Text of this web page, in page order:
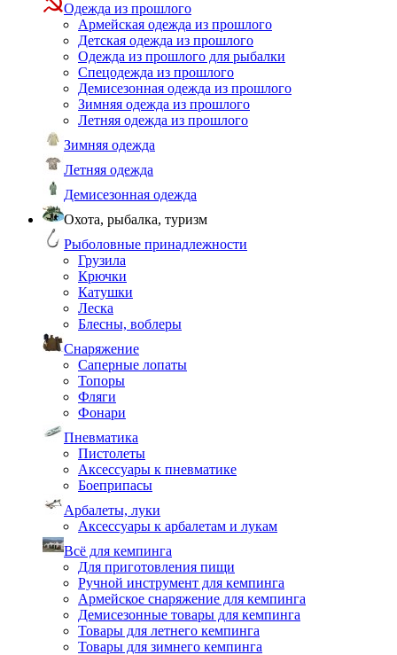
Одежда из прошлого
Армейская одежда из прошлого
Детская одежда из прошлого
Одежда из прошлого для рыбалки
Спецодежда из прошлого
Демисезонная одежда из прошлого
Зимняя одежда из прошлого
Летняя одежда из прошлого
Зимняя одежда
Летняя одежда
Демисезонная одежда
Охота, рыбалка, туризм
Рыболовные принадлежности
Грузила
Крючки
Катушки
Леска
Блесны, воблеры
Снаряжение
Саперные лопаты
Топоры
Фляги
Фонари
Пневматика
Пистолеты
Аксессуары к пневматике
Боеприпасы
Арбалеты, луки
Аксессуары к арбалетам и лукам
Всё для кемпинга
Для приготовления пищи
Ручной инструмент для кемпинга
Армейское снаряжение для кемпинга
Демисезонные товары для кемпинга
Товары для летнего кемпинга
Товары для зимнего кемпинга